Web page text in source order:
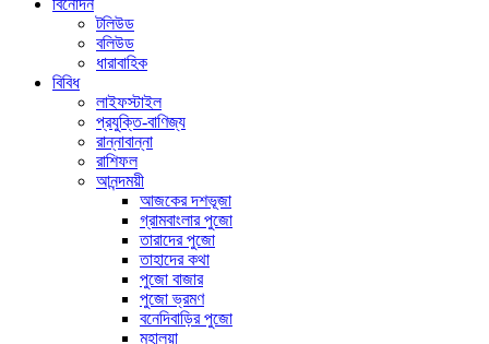
বিনোদন
টলিউড
বলিউড
ধারাবাহিক
বিবিধ
লাইফস্টাইল
প্রযুক্তি-বাণিজ্য
রান্নাবান্না
রাশিফল
আনন্দময়ী
আজকের দশভূজা
গ্রামবাংলার পুজো
তারাদের পুজো
তাহাদের কথা
পুজো বাজার
পুজো ভ্রমণ
বনেদিবাড়ির পুজো
মহালয়া